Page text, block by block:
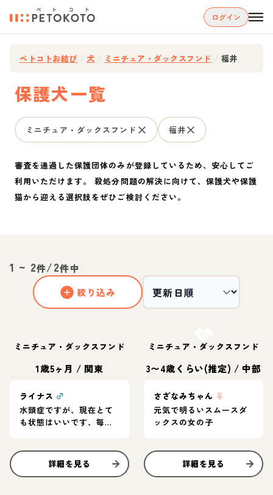
ログイン
ペトコトお結び 犬 ミニチュア・ダックスフンド 福井
保護犬一覧
ミニチュア・ダックスフンド 福井
審査を通過した保護団体のみが登録しているため、安心してご
利用いただけます。 殺処分問題の解決に向けて、保護犬や保護
猫から迎える選択肢をぜひご検討ください。
1 ~ 2件/2件中
絞り込み
ミニチュア・ダックスフンド
1歳5ヶ月 / 関東
ライナス ♂
水頭症ですが、現在とて
も状態はいいです、毎日
詳細を見る
ミニチュア・ダックスフンド
3〜4歳くらい(推定) / 中部
さざなみちゃん ♀
元気で明るいスムースダ
ックスの女の子
詳細を見る